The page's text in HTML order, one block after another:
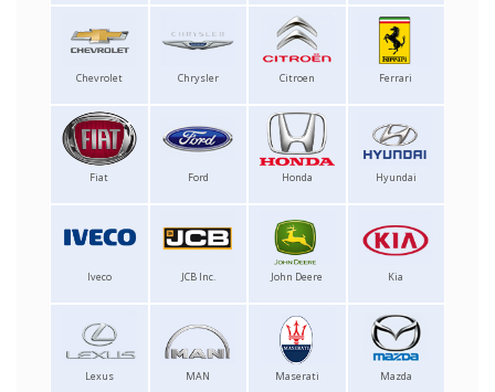
Chevrolet Chrysler Citroen Ferrari
Fiat Ford Honda Hyundai
Iveco JCB Inc. John Deere Kia
Lexus MAN Maserati Mazda